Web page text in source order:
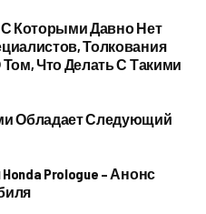
Которыми Давно Нет
Толкования
Что Делать С Такими
Обладает Следующий
Prologue – Анонс